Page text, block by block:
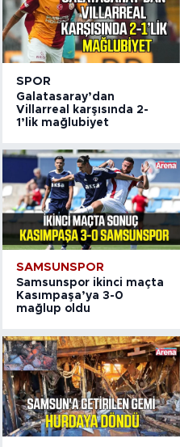
SPOR
Galatasaray’dan
Villarreal karşısında 2-
1’lik mağlubiyet
SAMSUNSPOR
Samsunspor ikinci maçta
Kasımpaşa’ya 3-0
mağlup oldu